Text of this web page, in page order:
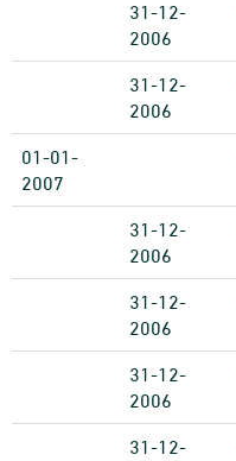
31-12-
2006
31-12-
2006
01-01-
2007
31-12-
2006
31-12-
2006
31-12-
2006
31-12-